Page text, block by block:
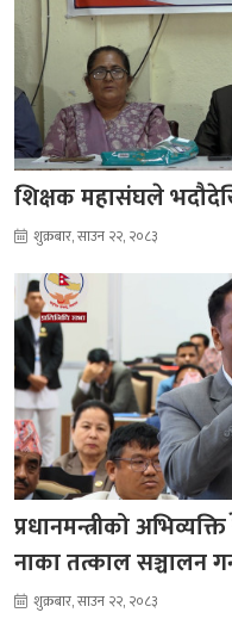
शिक्षक महासंघले
शुक्रबार, साउन २२, २०८३
प्रधानमन्त्रीको
नाका तत्काल सञ्चालन
शुक्रबार, साउन २२, २०८३